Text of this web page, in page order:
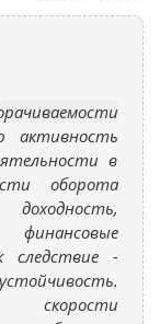
активность
в
оборота
следствие -